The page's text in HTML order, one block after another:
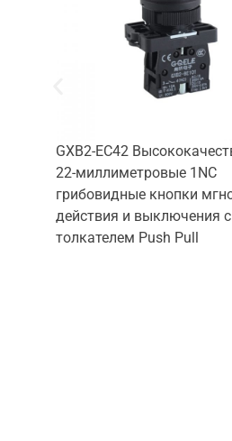
GXB2-EC42
22-миллиметровые 1NC
грибовидные кнопки
действия и выключения
толкателем Push Pull